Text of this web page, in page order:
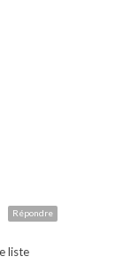
Répondre
liste